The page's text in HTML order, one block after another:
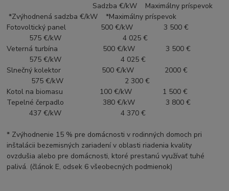
Sadzba €/kW Maximálny príspevok
*Zvýhodnená sadzba €/kW *Maximálny príspevok
Fotovoltický panel 500 €/kW 3 500 €
575 €/kW 4 025 €
Veterná turbína 500 €/kW 3 500 €
575 €/kW 4 025 €
Slnečný kolektor 500 €/kW 2000 €
575 €/kW 2 300 €
Kotol na biomasu 100 €/kW 1 500 €
Tepelné čerpadlo 380 €/kW 3 800 €
437 €/kW 4 370 €
* Zvýhodnenie 15 % pre domácnosti v rodinných domoch pri
inštalácii bezemisných zariadení v oblasti riadenia kvality
ovzdušia alebo pre domácnosti, ktoré prestanú využívať tuhé
palivá. (článok E, odsek 6 všeobecných podmienok)